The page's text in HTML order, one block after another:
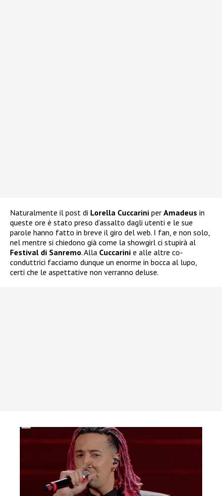
Naturalmente il post di Lorella Cuccarini per Amadeus in
queste ore è stato preso d’assalto dagli utenti e le sue
parole hanno fatto in breve il giro del web. I fan, e non solo,
nel mentre si chiedono già come la showgirl ci stupirà al
Festival di Sanremo. Alla Cuccarini e alle altre co-
conduttrici facciamo dunque un enorme in bocca al lupo,
certi che le aspettative non verranno deluse.